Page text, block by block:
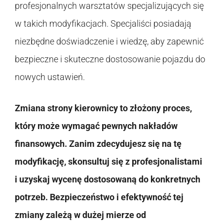
profesjonalnych warsztatów specjalizujących się
w takich modyfikacjach. Specjaliści posiadają
niezbędne doświadczenie i wiedzę, aby zapewnić
bezpieczne i skuteczne dostosowanie pojazdu do
nowych ustawień.
Zmiana strony kierownicy to złożony proces,
który może wymagać pewnych nakładów
finansowych. Zanim zdecydujesz się na tę
modyfikację, skonsultuj się z profesjonalistami
i uzyskaj wycenę dostosowaną do konkretnych
potrzeb. Bezpieczeństwo i efektywność tej
zmiany zależą w dużej mierze od